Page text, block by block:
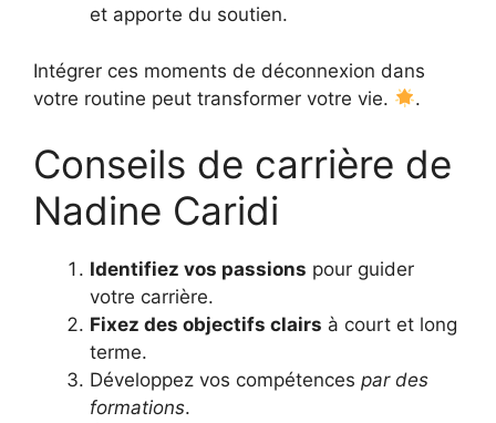
et apporte du soutien.
Intégrer ces moments de déconnexion dans
votre routine peut transformer votre vie.
.
Conseils de carrière de
Nadine Caridi
Identifiez vos passions pour guider
votre carrière.
Fixez des objectifs clairs à court et long
terme.
Développez vos compétences par des
formations.